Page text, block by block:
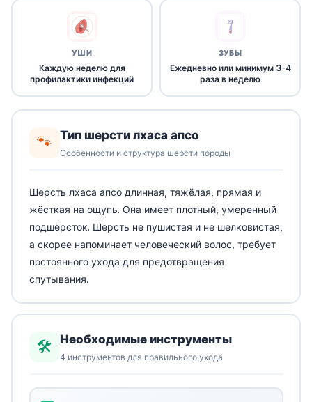
УШИ
Каждую неделю для
профилактики инфекций
ЗУБЫ
Ежедневно или минимум 3-4
раза в неделю
🐾 Тип шерсти лхаса апсо
Особенности и структура шерсти породы
Шерсть лхаса апсо длинная, тяжёлая, прямая и
жёсткая на ощупь. Она имеет плотный, умеренный
подшёрсток. Шерсть не пушистая и не шелковистая,
а скорее напоминает человеческий волос, требует
постоянного ухода для предотвращения
спутывания.
🛠️ Необходимые инструменты
4 инструментов для правильного ухода